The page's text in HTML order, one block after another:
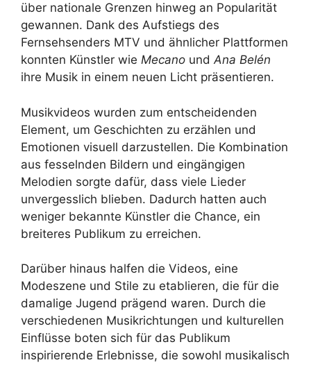
über nationale Grenzen hinweg an Popularität
gewannen. Dank des Aufstiegs des
Fernsehsenders MTV und ähnlicher Plattformen
konnten Künstler wie Mecano undAna Belén
ihre Musik in einem neuen Licht präsentieren.
Musikvideos wurden zum entscheidenden
Element, um Geschichten zu erzählen und
Emotionen visuell darzustellen. Die Kombination
aus fesselnden Bildern und eingängigen
Melodien sorgte dafür, dass viele Lieder
unvergesslich blieben. Dadurch hatten auch
weniger bekannte Künstler die Chance, ein
breiteres Publikum zu erreichen.
Darüber hinaus halfen die Videos, eine
Modeszene und Stile zu etablieren, die für die
damalige Jugend prägend waren. Durch die
verschiedenen Musikrichtungen und kulturellen
Einflüsse boten sich für das Publikum
inspirierende Erlebnisse, die sowohl musikalisch